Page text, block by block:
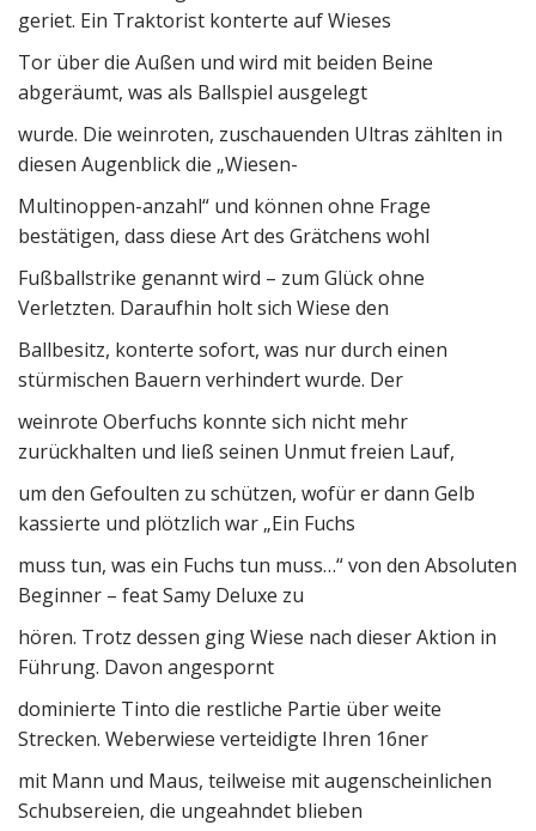
geriet. Ein Traktorist konterte auf Wieses
Tor über die Außen und wird mit beiden Beine
abgeräumt, was als Ballspiel ausgelegt
wurde. Die weinroten, zuschauenden Ultras zählten in
diesen Augenblick die „Wiesen-
Multinoppen-anzahl“ und können ohne Frage
bestätigen, dass diese Art des Grätchens wohl
Fußballstrike genannt wird – zum Glück ohne
Verletzten. Daraufhin holt sich Wiese den
Ballbesitz, konterte sofort, was nur durch einen
stürmischen Bauern verhindert wurde. Der
weinrote Oberfuchs konnte sich nicht mehr
zurückhalten und ließ seinen Unmut freien Lauf,
um den Gefoulten zu schützen, wofür er dann Gelb
kassierte und plötzlich war „Ein Fuchs
muss tun, was ein Fuchs tun muss…“ von den Absoluten
Beginner – feat Samy Deluxe zu
hören. Trotz dessen ging Wiese nach dieser Aktion in
Führung. Davon angespornt
dominierte Tinto die restliche Partie über weite
Strecken. Weberwiese verteidigte Ihren 16ner
mit Mann und Maus, teilweise mit augenscheinlichen
Schubsereien, die ungeahndet blieben